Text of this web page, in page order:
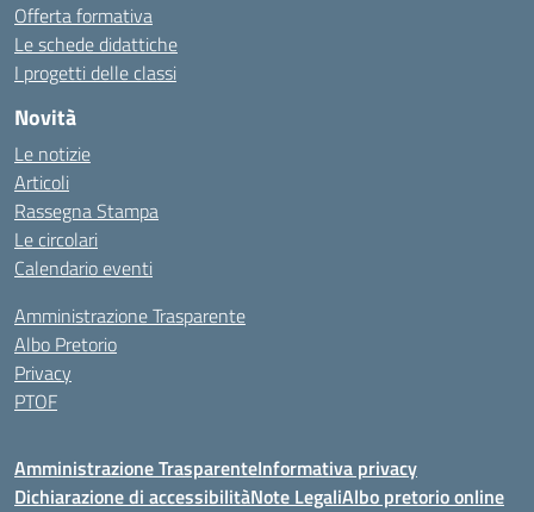
Offerta formativa
Le schede didattiche
I progetti delle classi
Novità
Le notizie
Articoli
Rassegna Stampa
Le circolari
Calendario eventi
Amministrazione Trasparente
Albo Pretorio
Privacy
PTOF
Amministrazione TrasparenteInformativa privacy
Dichiarazione di accessibilitàNote LegaliAlbo pretorio online